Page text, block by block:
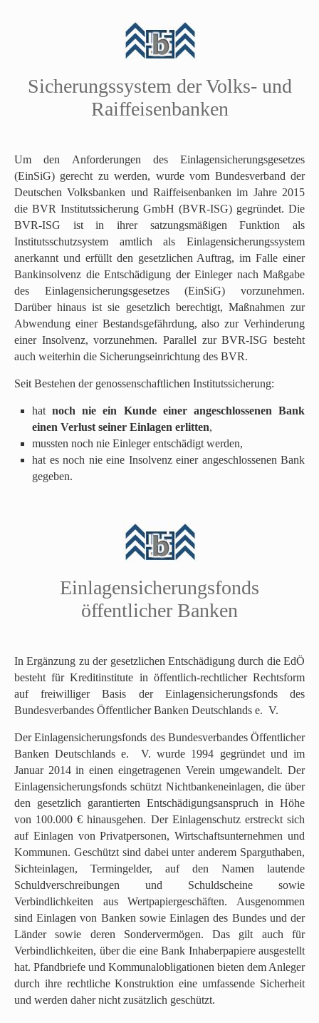
a
h
e
n
s
p
r
n
g
e
n
(
g
o
t
o
p
)
Sicherungssystem der Volks- und
Raiffeisenbanken
Um den Anforderungen des Einlagensicherungsgesetzes
(EinSiG) gerecht zu werden, wurde vom Bundesverband der
Deutschen Volksbanken und Raiffeisenbanken im Jahre 2015
die BVR Institutssicherung GmbH (BVR-ISG) gegründet. Die
BVR-ISG ist in ihrer satzungsmäßigen Funktion als
Institutsschutzsystem amtlich als Einlagensicherungssystem
anerkannt und erfüllt den gesetzlichen Auftrag, im Falle einer
Bankinsolvenz die Entschädigung der Einleger nach Maßgabe
des Einlagensicherungsgesetzes (EinSiG) vorzunehmen.
Darüber hinaus ist sie gesetzlich berechtigt, Maßnahmen zur
Abwendung einer Bestandsgefährdung, also zur Verhinderung
einer Insolvenz, vorzunehmen. Parallel zur BVR-ISG besteht
auch weiterhin die Sicherungseinrichtung des BVR.
Seit Bestehen der genossenschaftlichen Institutssicherung:
hatnoch nie ein Kunde einer angeschlossenen Bank
einen Verlust seiner Einlagen erlitten,
mussten noch nie Einleger entschädigt werden,
hat es noch nie eine Insolvenz einer angeschlossenen Bank
gegeben.
a
h
e
n
p
r
i
n
g
e
n
(
g
t
o
t
o
p
)
.
Einlagensicherungsfonds
öffentlicher Banken
In Ergänzung zu der gesetzlichen Entschädigung durch die EdÖ
besteht für Kreditinstitute in öffentlich-rechtlicher Rechtsform
auf freiwilliger Basis der Einlagensicherungsfonds des
Bundesverbandes Öffentlicher Banken Deutschlands e. V.
Der Einlagensicherungsfonds des Bundesverbandes Öffentlicher
Banken Deutschlands e. V. wurde 1994 gegründet und im
Januar 2014 in einen eingetragenen Verein umgewandelt. Der
Einlagensicherungsfonds schützt Nichtbankeneinlagen, die über
den gesetzlich garantierten Entschädigungsanspruch in Höhe
von 100.000 € hinausgehen. Der Einlagenschutz erstreckt sich
auf Einlagen von Privatpersonen, Wirtschaftsunternehmen und
Kommunen. Geschützt sind dabei unter anderem Sparguthaben,
Sichteinlagen, Termingelder, auf den Namen lautende
Schuldverschreibungen und Schuldscheine sowie
Verbindlichkeiten aus Wertpapiergeschäften. Ausgenommen
sind Einlagen von Banken sowie Einlagen des Bundes und der
Länder sowie deren Sondervermögen. Das gilt auch für
Verbindlichkeiten, über die eine Bank Inhaberpapiere ausgestellt
hat. Pfandbriefe und Kommunalobligationen bieten dem Anleger
durch ihre rechtliche Konstruktion eine umfassende Sicherheit
und werden daher nicht zusätzlich geschützt.